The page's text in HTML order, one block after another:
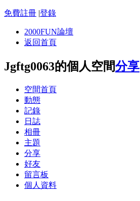
免費註冊 |登錄
2000FUN論壇
返回首頁
Jgftg0063的個人空間分享
空間首頁
動態
記錄
日誌
相冊
主題
分享
好友
留言板
個人資料